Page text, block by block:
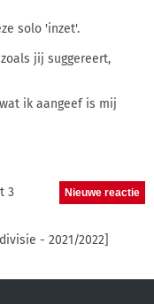
solo 'inzet'.
jij suggereert,
ik aangeef is mij
3
- 2021/2022]